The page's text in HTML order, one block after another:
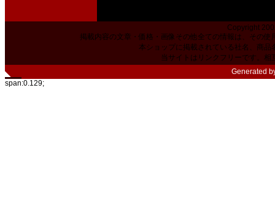
Copyright
掲載内容の文章・価格・画像その他全ての情報は、その
本ショップに掲載されている社名、商
当サイトはリンクフリーです。相
Generated
span:0.129;